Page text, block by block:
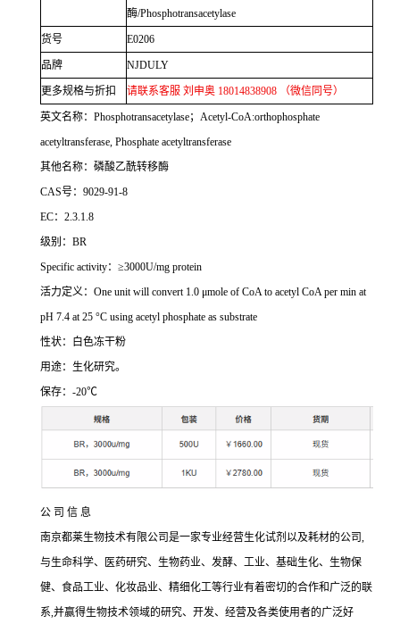
酶/Phosphotransacetylase
货号 E0206
品牌 NJDULY
更多规格与折扣 请联系客服 刘申奥 18014838908 （微信同号）
英文名称： Phosphotransacetylase； Acetyl-CoA:orthophosphate
acetyltransferase, Phosphate acetyltransferase
其他名称：磷酸乙酰转移酶
CAS号： 9029-91-8
EC： 2.3.1.8
级别： BR
Specific activity：≥3000U/mg protein
活力定义： One unit will convert 1.0 μmole of CoA to acetyl CoA per min at
pH 7.4 at 25 °C using acetyl phosphate as substrate
性状：白色冻干粉
用途：生化研究。
保存： -20℃
公 司 信 息
南京都莱生物技术有限公司是一家专业经营生化试剂以及耗材的公司 ,
与生命科学、医药研究、生物药业、发酵、工业、基础生化、生物保
健、食品工业、化妆品业、精细化工等行业有着密切的合作和广泛的联
系,并赢得生物技术领域的研究、开发、经营及各类使用者的广泛好